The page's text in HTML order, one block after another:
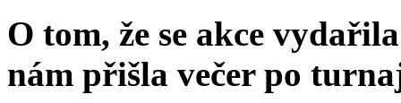
O tom, že se akce
nám přišla večer po